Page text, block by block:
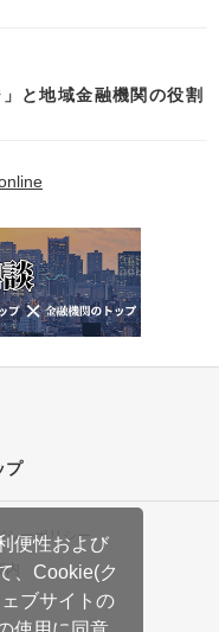
便性および
、Cookie(ク
ブサイトの
と地域金融機関の役割
プ
シーポリシー